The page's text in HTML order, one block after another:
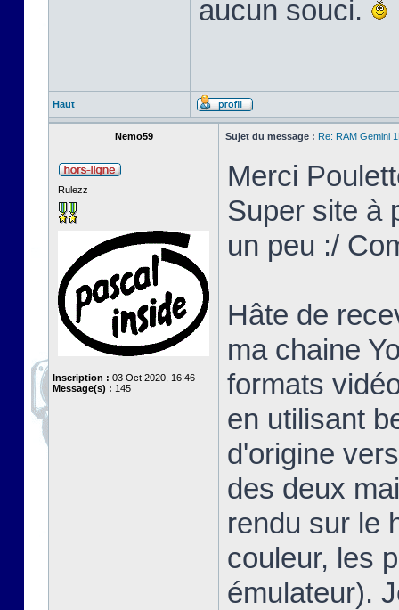
aucun souci.
Haut
Nemo59 Sujet du message : Re: RAM Gemini
Rulezz
Inscription : 03 Oct 2020, 16:46
Message(s) : 145
Merci
Super site à
un peu :/
Hâte de
ma chaine
formats
en utilisant
d'origine
des deux
rendu sur le
couleur, les
émulateur).